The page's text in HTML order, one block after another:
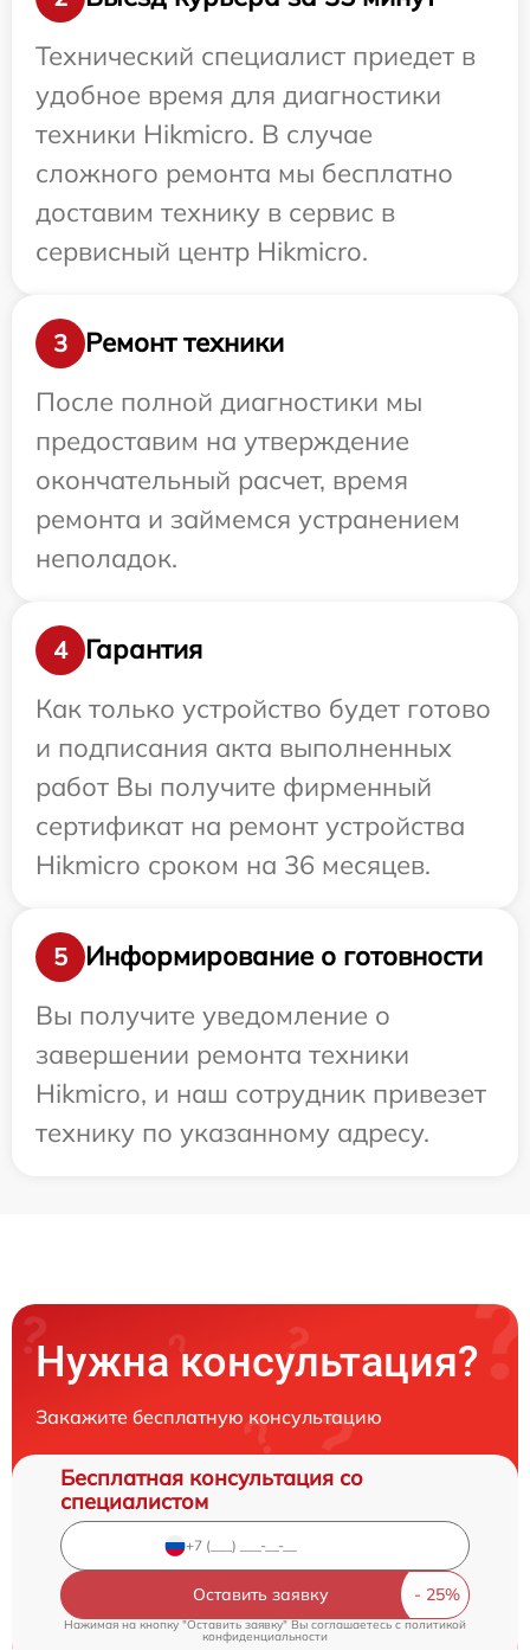
Технический специалист приедет в
удобное время для диагностики
техники Hikmicro. В случае
сложного ремонта мы бесплатно
доставим технику в сервис в
сервисный центр Hikmicro.
3
Ремонт техники
После полной диагностики мы
предоставим на утверждение
окончательный расчет, время
ремонта и займемся устранением
неполадок.
4
Гарантия
Как только устройство будет готово
и подписания акта выполненных
работ Вы получите фирменный
сертификат на ремонт устройства
Hikmicro сроком на 36 месяцев.
5
Информирование о готовности
Вы получите уведомление о
завершении ремонта техники
Hikmicro, и наш сотрудник привезет
технику по указанному адресу.
Нужна консультация?
Закажите бесплатную консультацию
Бесплатная консультация со
специалистом
Оставить заявку
Нажимая на кнопку "Оставить заявку" Вы соглашаетесь cполитикой
конфиденциальности